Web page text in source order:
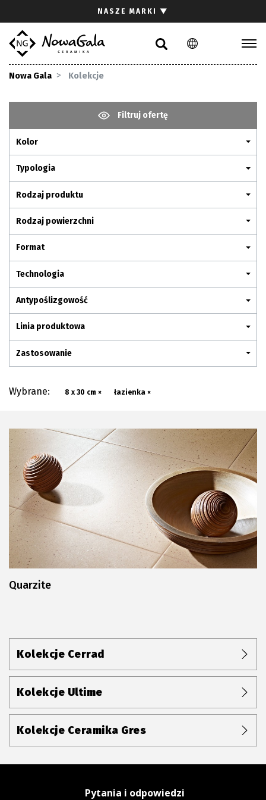
PL EN
NASZE MARKI ▼
Nowa Gala Kolekcje
Filtruj ofertę
Kolor
Typologia
Rodzaj produktu
Rodzaj powierzchni
Format
Technologia
Antypoślizgowość
Linia produktowa
Zastosowanie
Wybrane: 8 x 30 cm × łazienka ×
Quarzite
Kolekcje Cerrad
Kolekcje Ultime
Kolekcje Ceramika Gres
Pytania i odpowiedzi
Gdzie kupić
Pliki do pobrania
Pytania i odpowiedzi
Kariera
Kontakt
Komunikacja z akcjonariuszami